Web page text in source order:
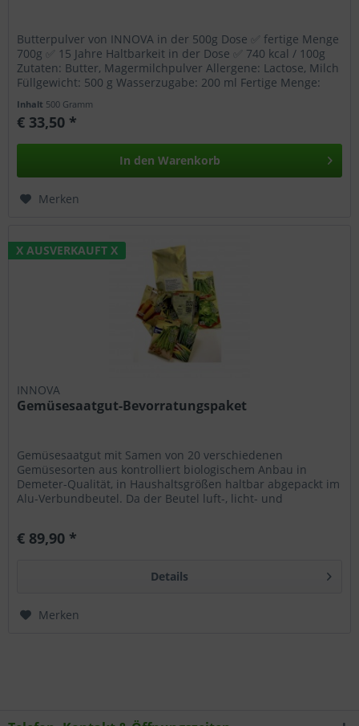
Butterpulver von INNOVA in der 500g Dose ✅ fertige Menge
700g ✅ 15 Jahre Haltbarkeit in der Dose ✅ 740 kcal / 100g
Zutaten: Butter, Magermilchpulver Allergene: Lactose, Milch
Füllgewicht: 500 g Wasserzugabe: 200 ml Fertige Menge:
Inhalt 500 Gramm
€ 33,50 *
In den Warenkorb
Merken
X AUSVERKAUFT X
INNOVA
Gemüsesaatgut-Bevorratungspaket
Gemüsesaatgut mit Samen von 20 verschiedenen
Gemüsesorten aus kontrolliert biologischem Anbau in
Demeter-Qualität, in Haushaltsgrößen haltbar abgepackt im
Alu-Verbundbeutel. Da der Beutel luft-, licht- und
€ 89,90 *
Details
Merken